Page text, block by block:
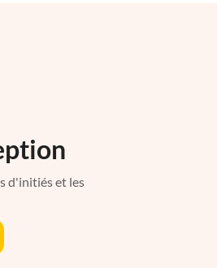
d'initiés et les